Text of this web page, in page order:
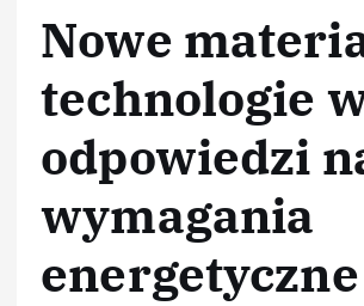
Nowe
technologie
odpowiedzi
wymagania
energetyczne